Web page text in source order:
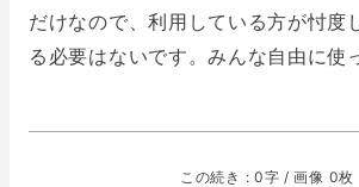
だけなので、利用している方が忖度
る必要はないです。みんな自由に使
この続き : 0字 / 画像 0枚